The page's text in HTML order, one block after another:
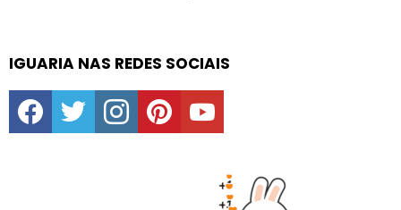
IGUARIA NAS REDES SOCIAIS
facebooktwitter instagrampinterestyoutube